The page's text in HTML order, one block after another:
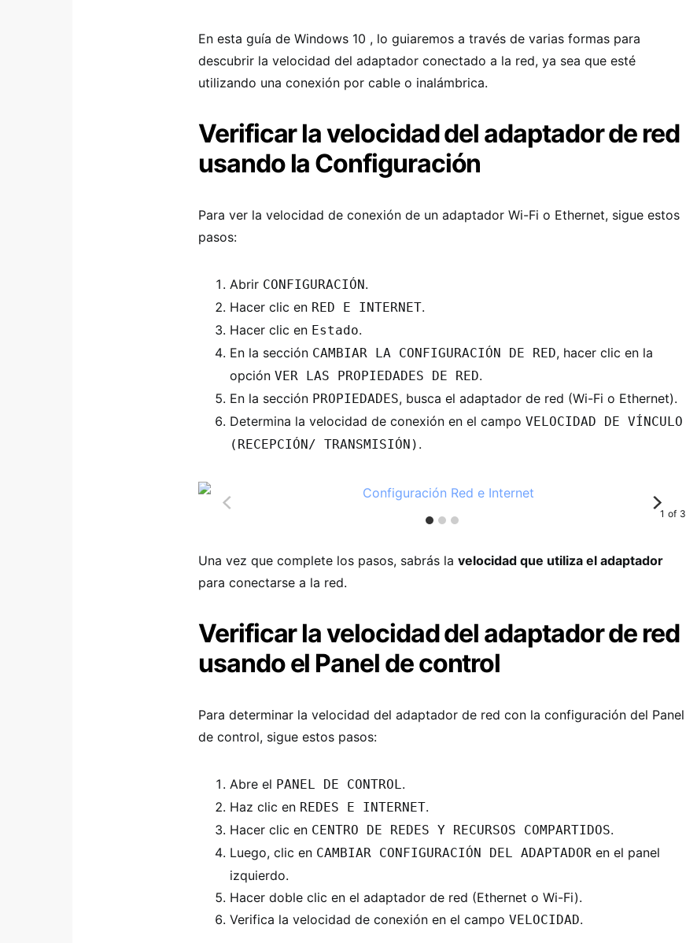
En esta guía de Windows 10 , lo guiaremos a través de varias formas para
descubrir la velocidad del adaptador conectado a la red, ya sea que esté
utilizando una conexión por cable o inalámbrica.
Verificar la velocidad del adaptador de red
usando la Configuración
Para ver la velocidad de conexión de un adaptador Wi-Fi o Ethernet, sigue estos
pasos:
Abrir CONFIGURACIÓN.
Hacer clic en RED E INTERNET.
Hacer clic en Estado.
En la sección CAMBIAR LA CONFIGURACIÓN DE RED, hacer clic en la
opción VER LAS PROPIEDADES DE RED.
En la sección PROPIEDADES, busca el adaptador de red (Wi-Fi o Ethernet).
Determina la velocidad de conexión en el campo VELOCIDAD DE VÍNCULO
(RECEPCIÓN/ TRANSMISIÓN) .
1 of 3
Una vez que complete los pasos, sabrás la velocidad que utiliza el adaptador
para conectarse a la red.
Verificar la velocidad del adaptador de red
usando el Panel de control
Para determinar la velocidad del adaptador de red con la configuración del Panel
de control, sigue estos pasos:
Abre el PANEL DE CONTROL.
Haz clic en REDES E INTERNET.
Hacer clic en CENTRO DE REDES Y RECURSOS COMPARTIDOS.
Luego, clic en CAMBIAR CONFIGURACIÓN DEL ADAPTADOR en el panel
izquierdo.
Hacer doble clic en el adaptador de red (Ethernet o Wi-Fi).
Verifica la velocidad de conexión en el campo VELOCIDAD.